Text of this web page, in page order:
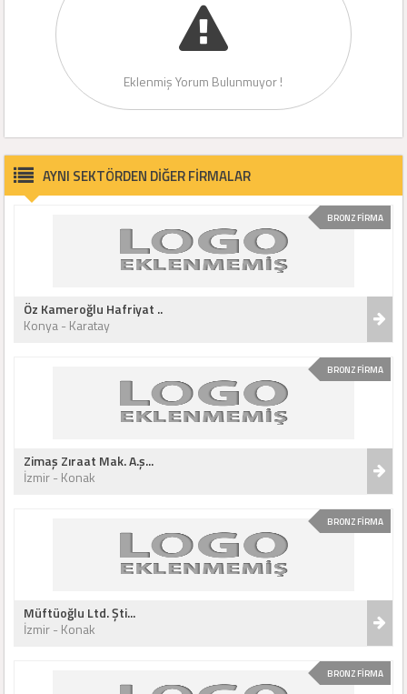
Eklenmiş Yorum Bulunmuyor !
AYNI SEKTÖRDEN DİĞER FİRMALAR
BRONZ FİRMA
Öz Kameroğlu Hafriyat ..
Konya - Karatay
BRONZ FİRMA
Zimaş Zıraat Mak. A.ş...
İzmir - Konak
BRONZ FİRMA
Müftüoğlu Ltd. Şti...
İzmir - Konak
BRONZ FİRMA